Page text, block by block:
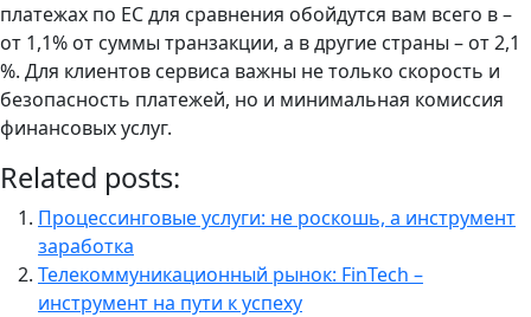
платежах по ЕС для сравнения обойдутся вам всего в –
от 1,1% от суммы транзакции, а в другие страны – от 2,1
%. Для клиентов сервиса важны не только скорость и
безопасность платежей, но и минимальная комиссия
финансовых услуг.
Related posts:
Процессинговые услуги: не роскошь, а инструмент
заработка
Телекоммуникационный рынок: FinTech –
инструмент на пути к успеху